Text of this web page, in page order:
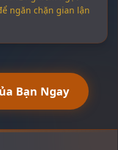
ngăn chặn gian lận
Bạn Ngay